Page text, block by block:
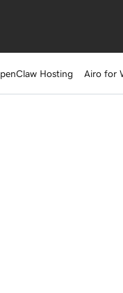
Hosting Airo for